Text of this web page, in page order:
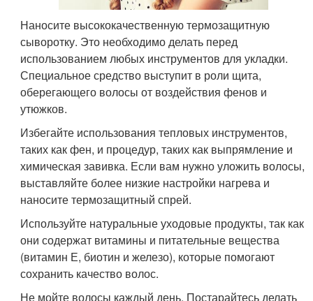
Наносите высококачественную термозащитную
сыворотку. Это необходимо делать перед
использованием любых инструментов для укладки.
Специальное средство выступит в роли щита,
оберегающего волосы от воздействия фенов и
утюжков.
Избегайте использования тепловых инструментов,
таких как фен, и процедур, таких как выпрямление и
химическая завивка. Если вам нужно уложить волосы,
выставляйте более низкие настройки нагрева и
наносите термозащитный спрей.
Используйте натуральные уходовые продукты, так как
они содержат витамины и питательные вещества
(витамин Е, биотин и железо), которые помогают
сохранить качество волос.
Не мойте волосы каждый день. Постарайтесь делать